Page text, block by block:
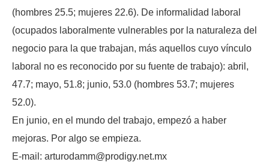
(hombres 25.5; mujeres 22.6). De informalidad laboral
(ocupados laboralmente vulnerables por la naturaleza del
negocio para la que trabajan, más aquellos cuyo vínculo
laboral no es reconocido por su fuente de trabajo): abril,
47.7; mayo, 51.8; junio, 53.0 (hombres 53.7; mujeres
52.0).
En junio, en el mundo del trabajo, empezó a haber
mejoras. Por algo se empieza.
E-mail: arturodamm@prodigy.net.mx